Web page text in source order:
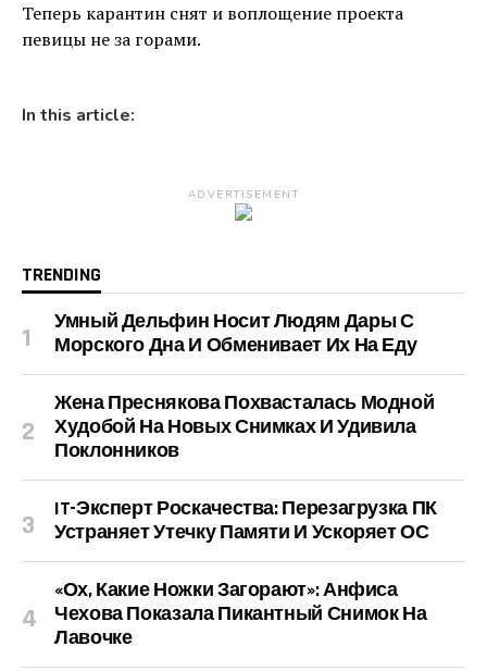
Теперь карантин снят и воплощение проекта
певицы не за горами.
In this article:
ADVERTISEMENT
TRENDING
Умный Дельфин Носит Людям Дары С
Морского Дна И Обменивает Их На Еду
Жена Преснякова Похвасталась Модной
Худобой На Новых Снимках И Удивила
Поклонников
IT-Эксперт Роскачества: Перезагрузка ПК
Устраняет Утечку Памяти И Ускоряет ОС
«Ох, Какие Ножки Загорают»: Анфиса
Чехова Показала Пикантный Снимок На
Лавочке